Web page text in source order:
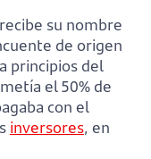
su nombre
de origen
principios del
el 50% de
con el
inversores, en